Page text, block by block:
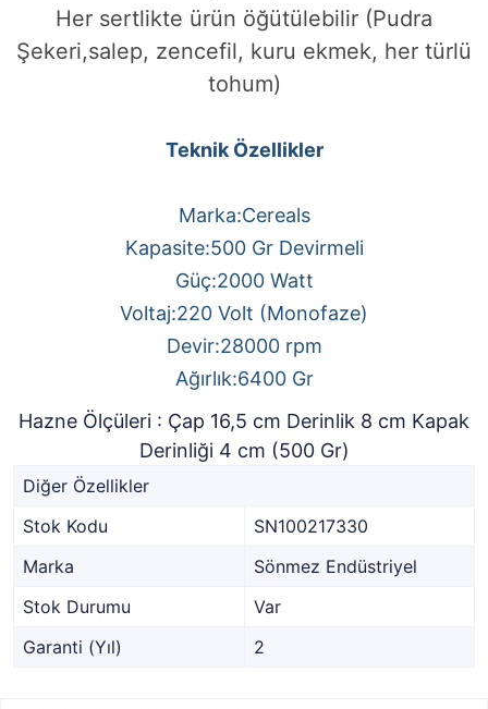
Her sertlikte ürün öğütülebilir (Pudra
Şekeri,salep, zencefil, kuru ekmek, her türlü
tohum)
Teknik Özellikler
Marka:Cereals
Kapasite:500 Gr Devirmeli
Güç:2000 Watt
Voltaj:220 Volt (Monofaze)
Devir:28000 rpm
Ağırlık:6400 Gr
Hazne Ölçüleri : Çap 16,5 cm Derinlik 8 cm Kapak
Derinliği 4 cm (500 Gr)
Diğer Özellikler
Stok Kodu
SN100217330
Marka
Sönmez Endüstriyel
Stok Durumu
Var
Garanti (Yıl)
2